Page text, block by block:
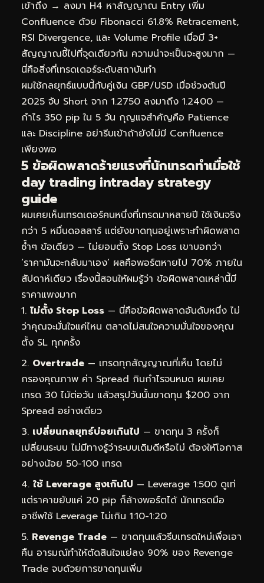
เข้าถึง → ลงมา H4 หาสัญญาณ Entry เพิ่ม
Confluence ด้วย Fibonacci 61.8% Retracement,
RSI Divergence, และ Volume Profile เมื่อมี 3+
สัญญาณชี้ไปที่จุดเดียวกัน ความน่าจะเป็นจะสูงมาก —
นี่คือสิ่งที่เทรดเดอร์ระดับสถาบันทำ
ผมใช้กลยุทธ์แบบนี้กับคู่เงิน GBP/USD เมื่อช่วงต้นปี
2025 จับ Short จาก 1.2750 ลงมาถึง 1.2400 —
กำไร 350 pip ใน 5 วัน กุญแจสำคัญคือ Patience
และ Discipline อย่ารีบเข้าถ้ายังไม่มี Confluence
เพียงพอ
5 ข้อผิดพลาดร้ายแรงที่นักเทรดทำเมื่อใช้
day trading intraday strategy
guide
ผมเคยเห็นเทรดเดอร์คนหนึ่งที่เทรดมาหลายปี ใช้เงินจริง
กว่า 5 หมื่นดอลลาร์ แต่ยังขาดทุนอยู่เพราะทำผิดพลาด
ซ้ำๆ ข้อเดียว — ไม่ยอมตั้ง Stop Loss เขาบอกว่า
‘ราคามันจะกลับมาเอง’ ผลคือพอร์ตหายไป 70% ภายใน
สัปดาห์เดียว เรื่องนี้สอนให้ผมรู้ว่า ข้อผิดพลาดเหล่านี้มี
ราคาแพงมาก
ไม่ตั้ง Stop Loss — นี่คือข้อผิดพลาดอันดับหนึ่ง ไม่
ว่าคุณจะมั่นใจแค่ไหน ตลาดไม่สนใจความมั่นใจของคุณ
ตั้ง SL ทุกครั้ง
Overtrade — เทรดทุกสัญญาณที่เห็น โดยไม่
กรองคุณภาพ ค่า Spread กินกำไรจนหมด ผมเคย
เทรด 30 ไม้ต่อวัน แล้วสรุปวันนั้นขาดทุน $200 จาก
Spread อย่างเดียว
เปลี่ยนกลยุทธ์บ่อยเกินไป — ขาดทุน 3 ครั้งก็
เปลี่ยนระบบ ไม่มีทางรู้ว่าระบบเดิมดีหรือไม่ ต้องให้โอกาส
อย่างน้อย 50-100 เทรด
ใช้ Leverage สูงเกินไป — Leverage 1:500 ดูเท่
แต่ราคาขยับแค่ 20 pip ก็ล้างพอร์ตได้ นักเทรดมือ
อาชีพใช้ Leverage ไม่เกิน 1:10-1:20
Revenge Trade — ขาดทุนแล้วรีบเทรดใหม่เพื่อเอา
คืน อารมณ์ทำให้ตัดสินใจแย่ลง 90% ของ Revenge
Trade จบด้วยการขาดทุนเพิ่ม